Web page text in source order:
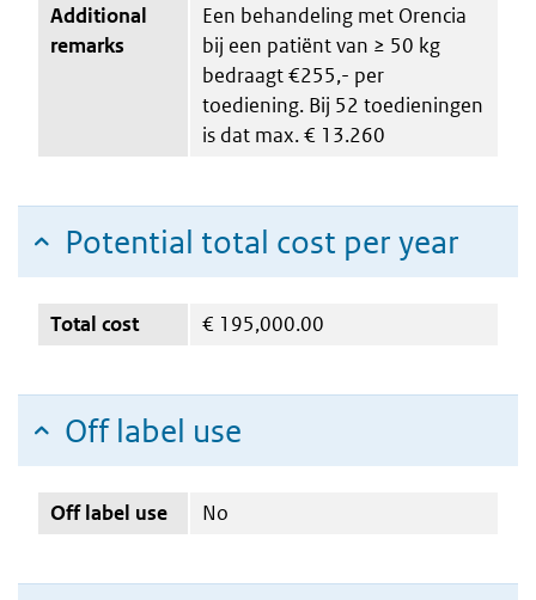
Additional
remarks
Een behandeling met Orencia
bij een patiënt van ≥ 50 kg
bedraagt €255,- per
toediening. Bij 52 toedieningen
is dat max. € 13.260
Potential total cost per year
Total cost € 195,000.00
Off label use
Off label use No